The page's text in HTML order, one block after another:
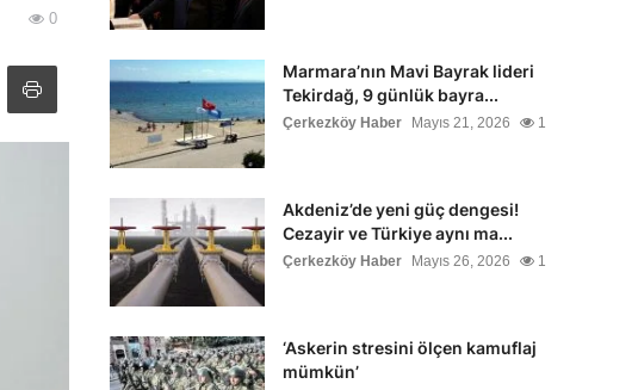
0
Marmara’nın Mavi Bayrak lideri
Tekirdağ, 9 günlük bayra...
Çerkezköy Haber Mayıs 21, 2026 1
Akdeniz’de yeni güç dengesi!
Cezayir ve Türkiye aynı ma...
Çerkezköy Haber Mayıs 26, 2026 1
‘Askerin stresini ölçen kamuflaj
mümkün’